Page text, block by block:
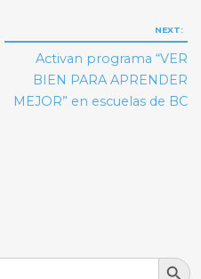
NEXT:
Activan programa “VER
BIEN PARA APRENDER
MEJOR” en escuelas de BC
Search